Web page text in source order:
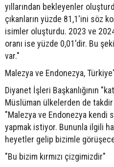
yıllarından bekleyenler
çıkanların yüzde 81,1'ini söz
isimler oluşturdu. 2023 ve
oranı ise yüzde 0,01'dir. Bu
var."
Malezya ve Endonezya,
Diyanet İşleri Başkanlığının
Müslüman ülkelerden de
"Malezya ve Endonezya kendi
yapmak istiyor. Bununla ilgili
heyetler gelip bizimle
"Bu bizim kırmızı çizgimizdir"